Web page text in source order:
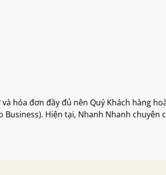
hóa đơn đầy đủ nên Quý Khách hàng
Business). Hiện tại, Nhanh Nhanh